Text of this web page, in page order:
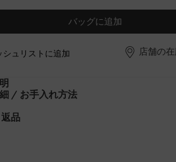
バッグに追加
シュリストに追加 店舗の
/ お手入れ方法
品